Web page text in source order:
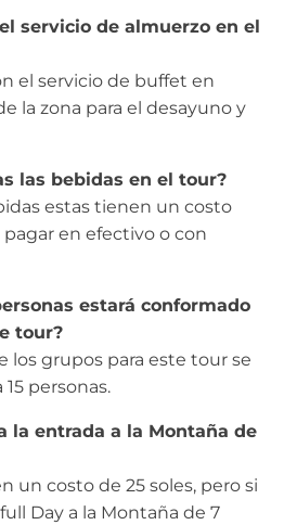
servicio de almuerzo en el
el servicio de buffet en
la zona para el desayuno y
las bebidas en el tour?
estas tienen un costo
en efectivo o con
estará conformado
tour?
los grupos para este tour se
personas.
la entrada a la Montaña de
un costo de 25 soles, pero si
Day a la Montaña de 7